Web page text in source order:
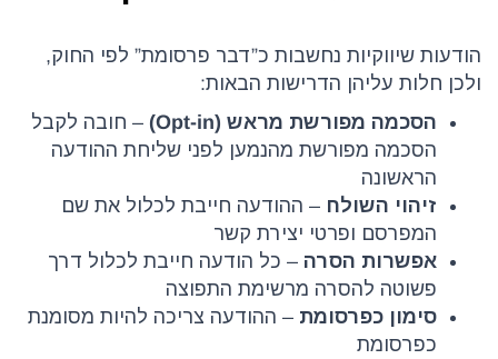
הודעות שיווקיות נחשבות כ”דבר פרסומת” לפי החוק,
ולכן חלות עליהן הדרישות הבאות:
הסכמה מפורשת מראש (Opt-in)
– חובה לקבל
הסכמה מפורשת מהנמען לפני שליחת ההודעה
הראשונה
זיהוי השולח – ההודעה חייבת לכלול את שם
המפרסם ופרטי יצירת קשר
אפשרות הסרה – כל הודעה חייבת לכלול דרך
פשוטה להסרה מרשימת התפוצה
סימון כפרסומת – ההודעה צריכה להיות מסומנת
כפרסומת